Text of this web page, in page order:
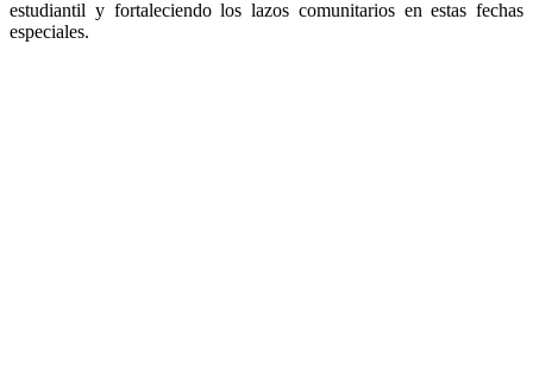
estudiantil y fortaleciendo los lazos comunitarios en estas fechas
especiales.